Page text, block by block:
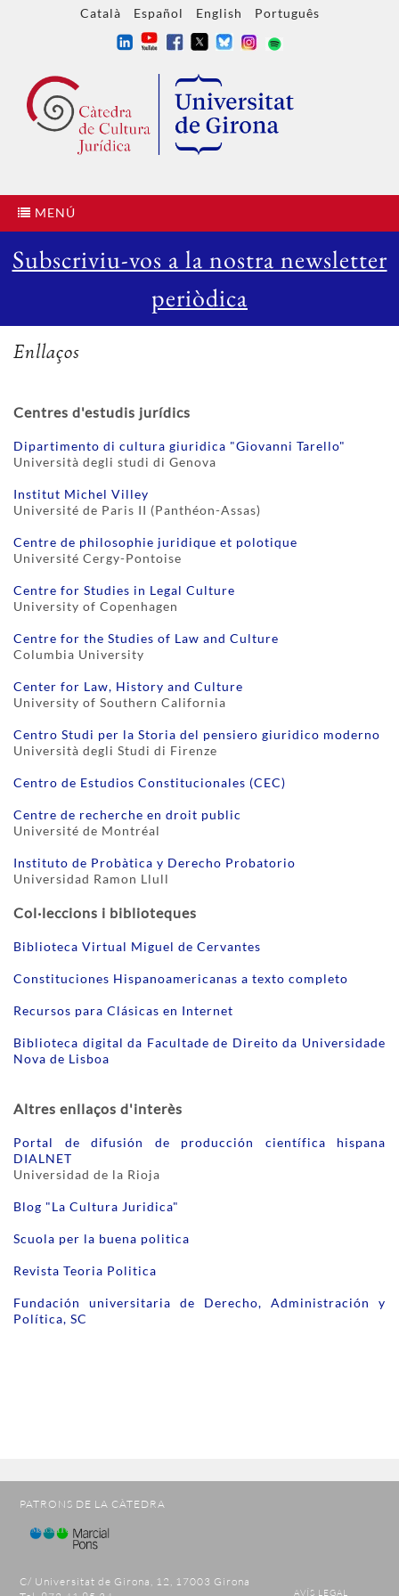
Català Español English Português
MENÚ
Subscriviu-vos a la nostra newsletter
periòdica
Enllaços
Centres d'estudis jurídics
Dipartimento di cultura giuridica "Giovanni Tarello"
Università degli studi di Genova
Institut Michel Villey
Université de Paris II (Panthéon-Assas)
Centre de philosophie juridique et polotique
Université Cergy-Pontoise
Centre for Studies in Legal Culture
University of Copenhagen
Centre for the Studies of Law and Culture
Columbia University
Center for Law, History and Culture
University of Southern California
Centro Studi per la Storia del pensiero giuridico moderno
Università degli Studi di Firenze
Centro de Estudios Constitucionales (CEC)
Centre de recherche en droit public
Université de Montréal
Instituto de Probàtica y Derecho Probatorio
Universidad Ramon Llull
Col·leccions i biblioteques
Biblioteca Virtual Miguel de Cervantes
Constituciones Hispanoamericanas a texto completo
Recursos para Clásicas en Internet
Biblioteca digital da Facultade de Direito da Universidade
Nova de Lisboa
Altres enllaços d'interès
Portal de difusión de producción científica hispana
DIALNET
Universidad de la Rioja
Blog "La Cultura Juridica"
Scuola per la buena politica
Revista Teoria Politica
Fundación universitaria de Derecho, Administración y
Política, SC
PATRONS DE LA CÀTEDRA
C/ Universitat de Girona, 12, 17003 Girona
AVÍS LEGAL